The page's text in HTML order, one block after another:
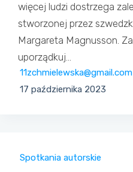
więcej ludzi dostrzega
stworzonej przez
Margareta Magnusson.
uporządkuj…
11zchmielewska@gmail.com
17 października 2023
Spotkania autorskie